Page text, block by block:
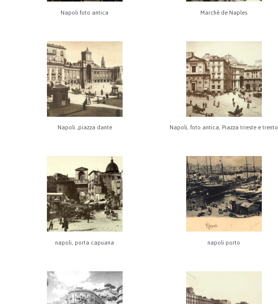
Napoli foto antica Marché de Naples
Napoli ,piazza dante Napoli, foto antica, Piazza trieste e trento
napoli, porta capuana napoli porto